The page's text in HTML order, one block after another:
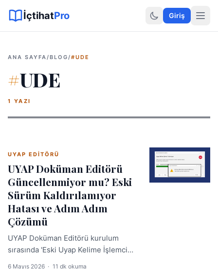
Hukuki Araçlar
İçtihatPro Giriş
ANA SAYFA/BLOG/#UDE
#UDE
1 YAZI
UYAP EDITÖRÜ
UYAP Doküman Editörü
Güncellenmiyor mu? Eski
Sürüm Kaldırılamıyor
Hatası ve Adım Adım
Çözümü
UYAP Doküman Editörü kurulum
sırasında 'Eski Uyap Kelime İşlemci
6 Mayıs 2026 · 11 dk okuma